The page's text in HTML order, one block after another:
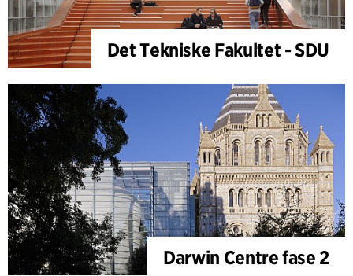
Det Tekniske Fakultet - SDU
Darwin Centre fase 2